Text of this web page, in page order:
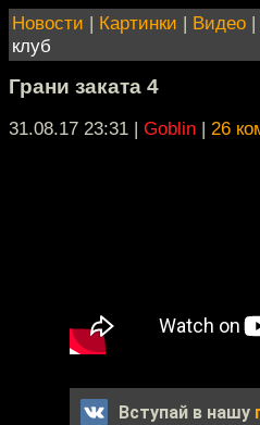
Новости | Картинки | Видео |
клуб
Грани заката 4
31.08.17 23:31 | Goblin | 26
Вступай в нашу